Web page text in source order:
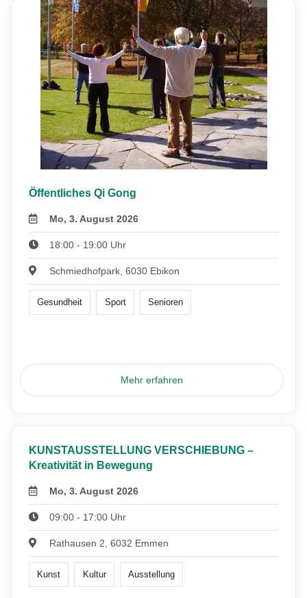
Öffentliches Qi Gong
Mo, 3. August 2026
18:00 - 19:00 Uhr
Schmiedhofpark, 6030 Ebikon
Gesundheit Sport Senioren
Mehr erfahren
KUNSTAUSSTELLUNG VERSCHIEBUNG –
Kreativität in Bewegung
Mo, 3. August 2026
09:00 - 17:00 Uhr
Rathausen 2, 6032 Emmen
Kunst Kultur Ausstellung